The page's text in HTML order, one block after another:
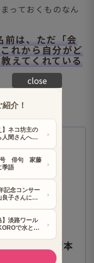
っておくものなん
前は、ただ「会
れから自分がど
えてくれている
寺 住職 籔本
close